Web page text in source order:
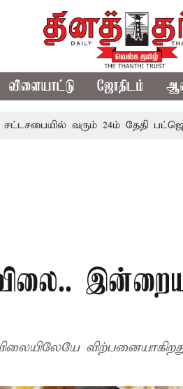
விளையாட்டு ஜோதிடம்
வரும் 24ம் தேதி பட்ஜெட்